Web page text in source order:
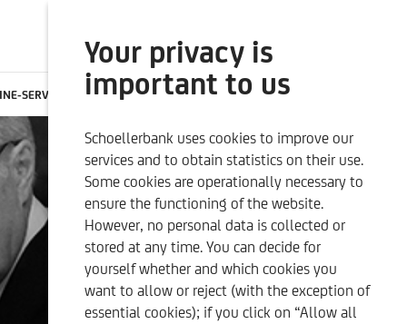
SEARCH ONLINE BANKING
SUSTAINABILITY-RELATED
DISCLOSURES
OUR QUALITY CRITERIA
SERVICES CONTACTS CAREER
Your privacy is
important to us
Schoellerbank uses cookies to improve our
services and to obtain statistics on their use.
Some cookies are operationally necessary to
ensure the functioning of the website.
However, no personal data is collected or
stored at any time. You can decide for
yourself whether and which cookies you
want to allow or reject (with the exception of
essential cookies); if you click on “Allow all